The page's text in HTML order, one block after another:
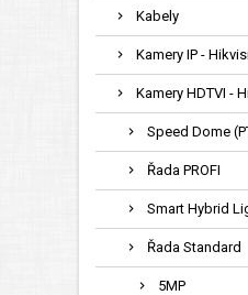
Kabely
Kamery IP -
Kamery HDTVI -
Speed Dome
Řada PROFI
Smart Hybrid
Řada Standard
5MP